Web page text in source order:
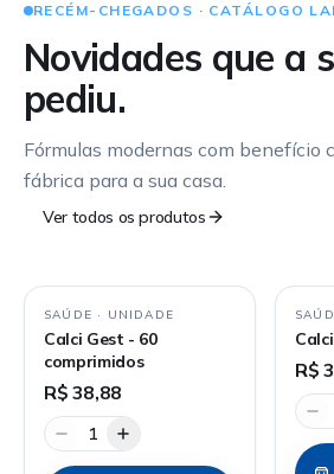
RECÉM-CHEGADOS · CATÁLOGO
Novidades que a
pediu.
Fórmulas modernas com benefício
fábrica para a sua casa.
Ver todos os produtos
SAÚDE · UNIDADE
Calci Gest - 60
comprimidos
R$ 38,88
1
R$